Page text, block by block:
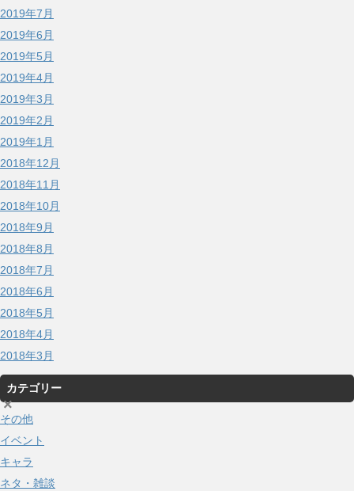
2019年7月
2019年6月
2019年5月
2019年4月
2019年3月
2019年2月
2019年1月
2018年12月
2018年11月
2018年10月
2018年9月
2018年8月
2018年7月
2018年6月
2018年5月
2018年4月
2018年3月
カテゴリー
その他
イベント
キャラ
ネタ・雑談
×